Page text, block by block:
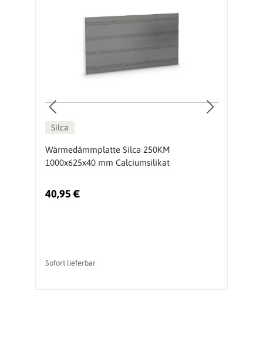
Silca
Wärmedämmplatte Silca 250KM
1000x625x40 mm Calciumsilikat
40,95 €
Sofort lieferbar